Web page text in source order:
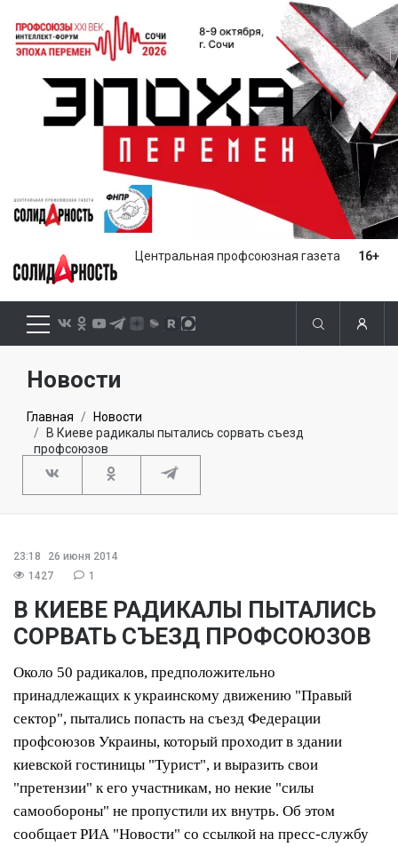
Центральная профсоюзная газета 16+
Новости
Главная
Новости
В Киеве радикалы пытались сорвать съезд
профсоюзов
23:18
26 июня 2014
1427
1
В КИЕВЕ РАДИКАЛЫ ПЫТАЛИСЬ
СОРВАТЬ СЪЕЗД ПРОФСОЮЗОВ
Около 50 радикалов, предположительно
принадлежащих к украинскому движению "Правый
сектор", пытались попасть на съезд Федерации
профсоюзов Украины, который проходит в здании
киевской гостиницы "Турист", и выразить свои
"претензии" к его участникам, но некие "силы
самообороны" не пропустили их внутрь. Об этом
сообщает РИА "Новости" со ссылкой на пресс-службу